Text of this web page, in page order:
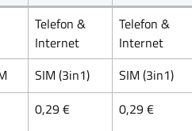
Telefon &
Internet
Telefon &
Internet
SIM (3in1) SIM (3in1)
0,29 € 0,29 €